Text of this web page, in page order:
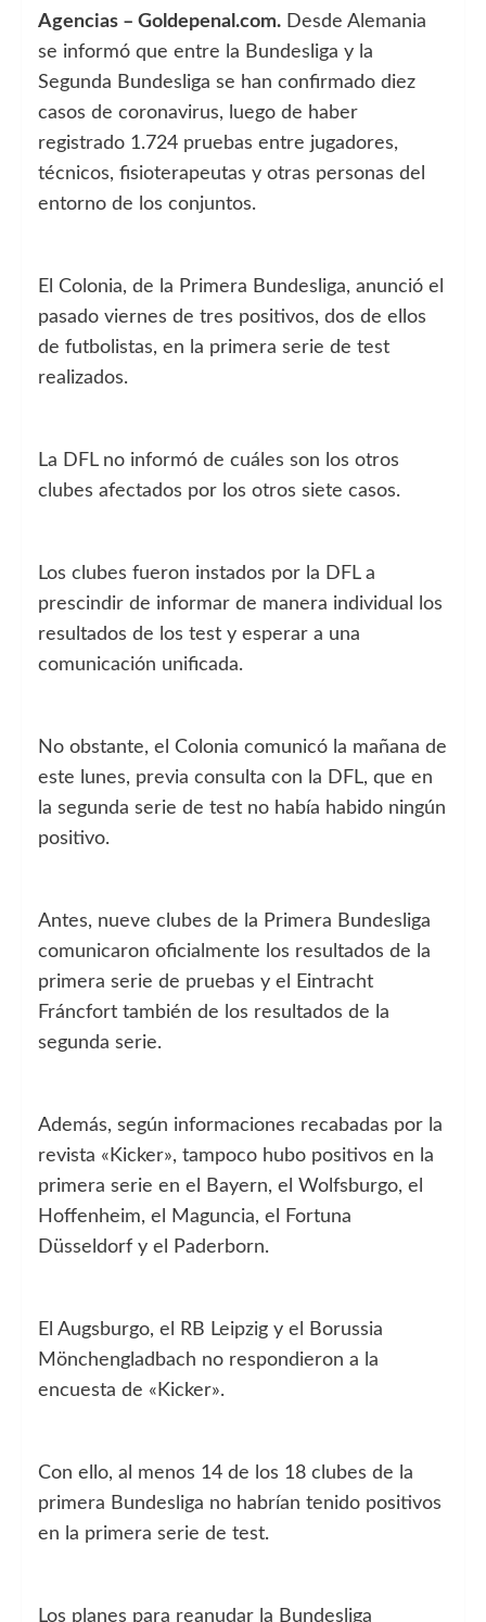
Agencias – Goldepenal.com. Desde Alemania
se informó que entre la Bundesliga y la
Segunda Bundesliga se han confirmado diez
casos de coronavirus, luego de haber
registrado 1.724 pruebas entre jugadores,
técnicos, fisioterapeutas y otras personas del
entorno de los conjuntos.
El Colonia, de la Primera Bundesliga, anunció el
pasado viernes de tres positivos, dos de ellos
de futbolistas, en la primera serie de test
realizados.
La DFL no informó de cuáles son los otros
clubes afectados por los otros siete casos.
Los clubes fueron instados por la DFL a
prescindir de informar de manera individual los
resultados de los test y esperar a una
comunicación unificada.
No obstante, el Colonia comunicó la mañana de
este lunes, previa consulta con la DFL, que en
la segunda serie de test no había habido ningún
positivo.
Antes, nueve clubes de la Primera Bundesliga
comunicaron oficialmente los resultados de la
primera serie de pruebas y el Eintracht
Fráncfort también de los resultados de la
segunda serie.
Además, según informaciones recabadas por la
revista «Kicker», tampoco hubo positivos en la
primera serie en el Bayern, el Wolfsburgo, el
Hoffenheim, el Maguncia, el Fortuna
Düsseldorf y el Paderborn.
El Augsburgo, el RB Leipzig y el Borussia
Mönchengladbach no respondieron a la
encuesta de «Kicker».
Con ello, al menos 14 de los 18 clubes de la
primera Bundesliga no habrían tenido positivos
en la primera serie de test.
Los planes para reanudar la Bundesliga